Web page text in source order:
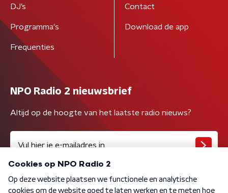
DJ’s
Programma's
Frequenties
Contact
Download de app
NPO Radio 2 nieuwsbrief
Altijd op de hoogte van het laatste radio nieuws?